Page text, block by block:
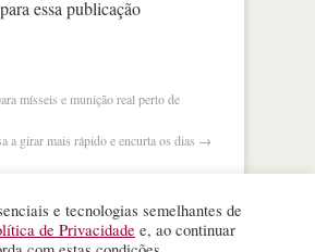
para essa publicação
mísseis e munição real perto de
a girar mais rápido e encurta os dias →
e tecnologias semelhantes de
de Privacidade e, ao continuar